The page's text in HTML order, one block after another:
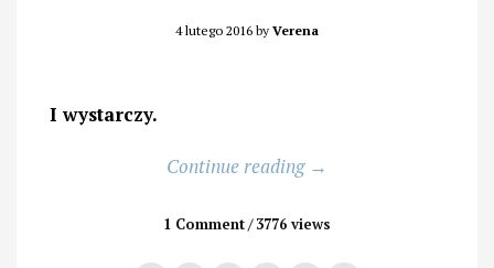
4 lutego 2016 by Verena
I wystarczy.
Continue reading „Przygoda,
przyjaźń,
→
1 Comment 3776 views